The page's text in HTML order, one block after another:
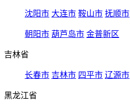
沈阳市 大连市 鞍山市 抚顺市
朝阳市 葫芦岛市 金普新区
吉林省
长春市 吉林市 四平市 辽源市
黑龙江省